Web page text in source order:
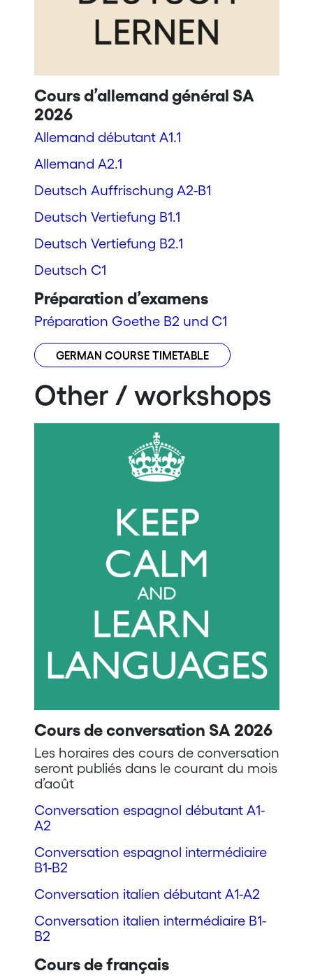
Cours d’allemand général SA
2026
Allemand débutant A1.1
Allemand A2.1
Deutsch Auffrischung A2-B1
Deutsch Vertiefung B1.1
Deutsch Vertiefung B2.1
Deutsch C1
Préparation d’examens
Préparation Goethe B2 und C1
GERMAN COURSE TIMETABLE
Other / workshops
Cours de conversation SA 2026
Les horaires des cours de conversation
seront publiés dans le courant du mois
d’août
Conversation espagnol débutant A1-
A2
Conversation espagnol intermédiaire
B1-B2
Conversation italien débutant A1-A2
Conversation italien intermédiaire B1-
B2
Cours de français